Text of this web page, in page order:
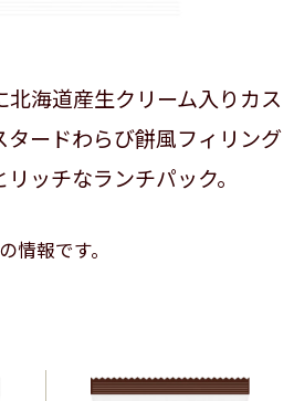
海道産生クリーム入りカス
ードわらび餅風フィリング
ッチなランチパック。
情報です。